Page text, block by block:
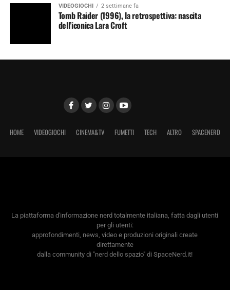
VIDEOGIOCHI 2 settimane fa
Tomb Raider (1996), la retrospettiva: nascita
dell’iconica Lara Croft
HOME VIDEOGIOCHI CINEMA&TV FUMETTI TECH ALTRO SPACENERD
La piattaforma d'informazione nerd totalmente italiana, fatta dagli utenti
per gli utenti:
approfondimenti, news, video e produzioni originali create
direttamente
dalla community di "nerd dello spazio" di SpaceNerd.it!